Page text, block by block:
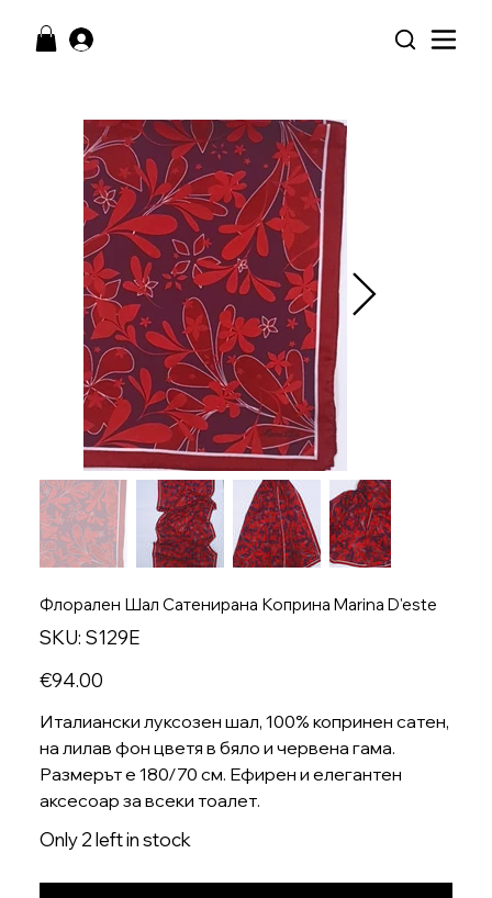
Флорален Шал Сатенирана Коприна Marina D'este
SKU: SKU
S129E
S129E
Price
€94.00
Италиански луксозен шал, 100% копринен сатен,
на лилав фон цветя в бяло и червена гама.
Размерът е 180/70 см. Ефирен и елегантен
аксесоар за всеки тоалет.
Only 2 left in stock